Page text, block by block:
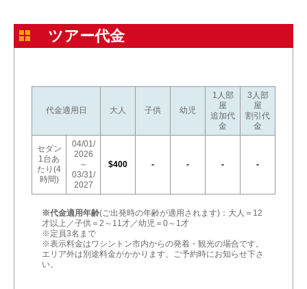
ツアー代金
代金適用日 大人 子供 幼児
1人部
屋
追加代
金
3人部
屋
割引代
金
セダン
1台あ
たり(4
時間)
04/01/
2026
～
03/31/
2027
$400 - - - -
※代金適用年齢(ご出発時の年齢が適用されます)：大人＝12
才以上／子供＝2～11才／幼児＝0～1才
※定員3名まで
※表示料金はワシントン市内からの発着・観光の場合です。
エリア外は別途料金がかかります、ご予約時にお知らせ下さ
い。